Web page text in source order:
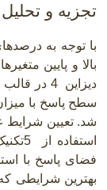
تجزیه و
با توجه به
بالا و پایین
دیزاین 4
سطح پاسخ با
شد. تعیین شرایط
استفاده از
5
فضای پاسخ با
بهترین شرایطی